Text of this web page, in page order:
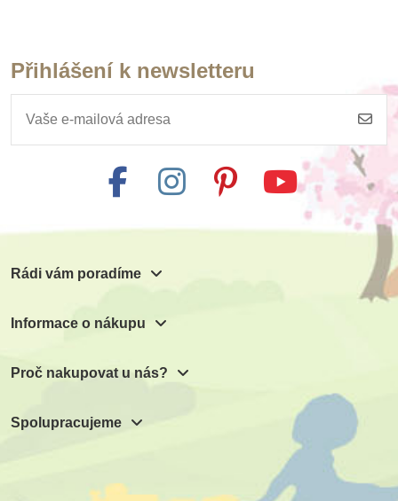
Přihlášení k newsletteru
Rádi vám poradíme
Informace o nákupu
Proč nakupovat u nás?
Spolupracujeme